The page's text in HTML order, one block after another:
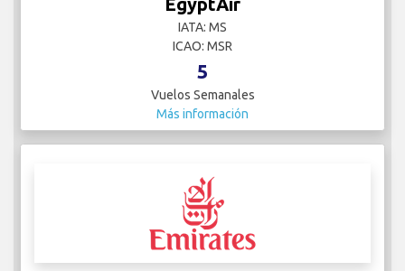
IATA: MS
ICAO: MSR
5
Vuelos Semanales
Más información